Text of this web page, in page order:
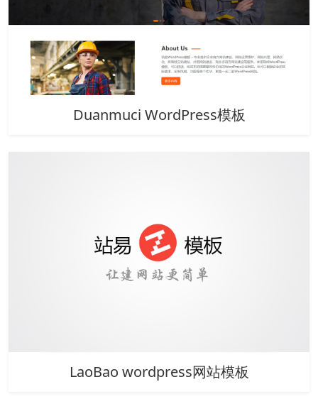
Duanmuci WordPress模板
LaoBao wordpress网站模板